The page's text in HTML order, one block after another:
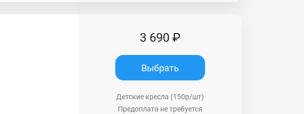
3 690 ₽
Выбрать
Детские кресла (150р/шт)
Предоплата не требуется